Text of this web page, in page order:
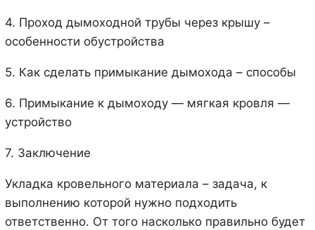
4. Проход дымоходной трубы через крышу –
особенности обустройства
5. Как сделать примыкание дымохода – способы
6. Примыкание к дымоходу — мягкая кровля —
устройство
7. Заключение
Укладка кровельного материала – задача, к
выполнению которой нужно подходить
ответственно. От того насколько правильно будет